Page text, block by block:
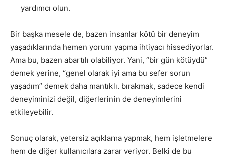
yardımcı olun.
Bir başka mesele de, bazen insanlar kötü bir deneyim
yaşadıklarında hemen yorum yapma ihtiyacı hissediyorlar.
Ama bu, bazen abartılı olabiliyor. Yani, “bir gün kötüydü”
demek yerine, “genel olarak iyi ama bu sefer sorun
yaşadım” demek daha mantıklı. bırakmak, sadece kendi
deneyiminizi değil, diğerlerinin de deneyimlerini
etkileyebilir.
Sonuç olarak, yetersiz açıklama yapmak, hem işletmelere
hem de diğer kullanıcılara zarar veriyor. Belki de bu